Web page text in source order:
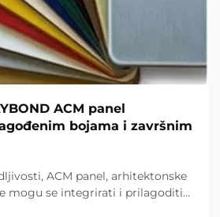
ACM panel
bojama i završnim
ACM panel, arhitektonske
mogu se integrirati i prilagoditi